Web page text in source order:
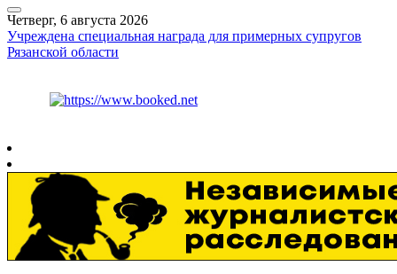
Четверг, 6 августа 2026
Учреждена специальная награда для примерных супругов
Рязанской области